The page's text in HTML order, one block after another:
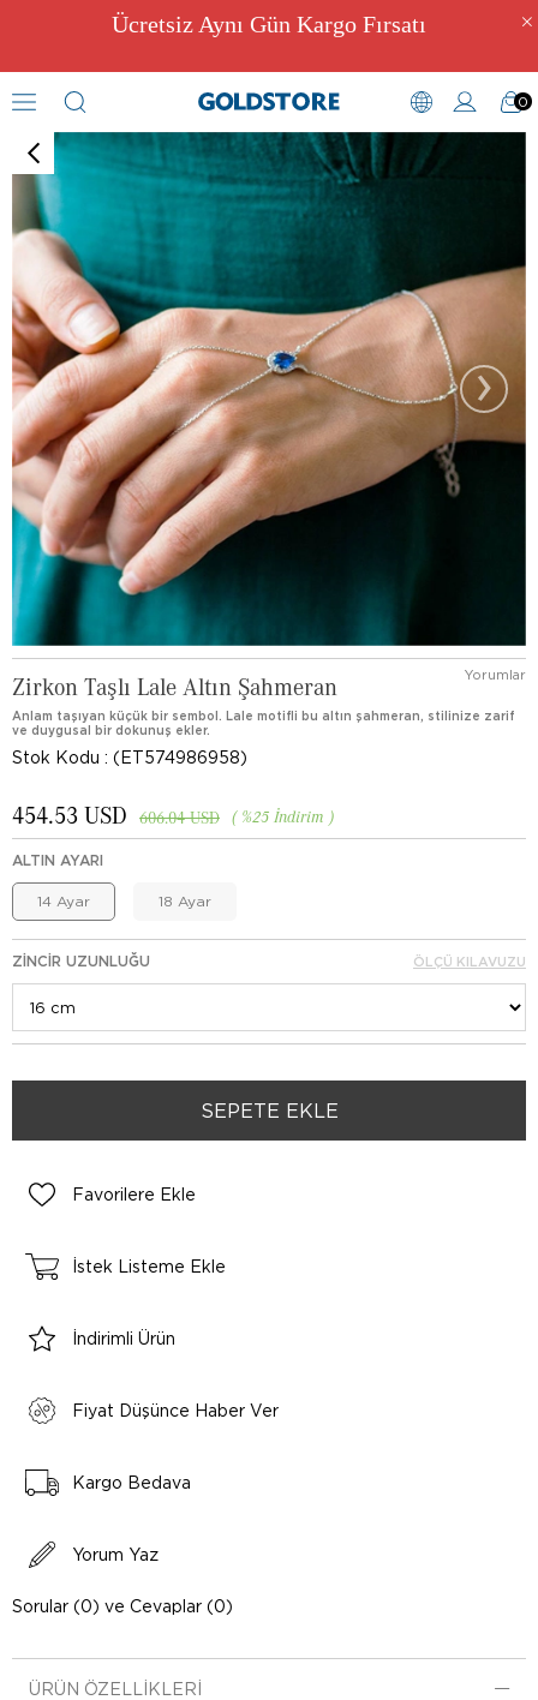
Ücretsiz Aynı Gün Kargo Fırsatı
0
Şahmeran Bileklikler
›
Zirkon Taşlı Lale Altın Şahmeran Yorumlar
Anlam taşıyan küçük bir sembol. Lale motifli bu altın şahmeran, stilinize zarif
ve duygusal bir dokunuş ekler.
Stok Kodu (ET574986958)
%25 İndirim
606.04 USD
454.53 USD
ALTIN AYARI
14 Ayar 18 Ayar
ZINCIR UZUNLUĞU ÖLÇÜ KILAVUZU
Favorilere Ekle
İstek Listeme Ekle
İndirimli Ürün
Fiyat Düşünce Haber Ver
Kargo Bedava
Yorum Yaz
Sorular (0) ve Cevaplar (0)
ÜRÜN ÖZELLIKLERI